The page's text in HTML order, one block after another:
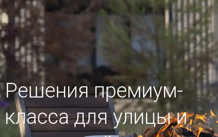
Решения премиум-
класса для улицыи